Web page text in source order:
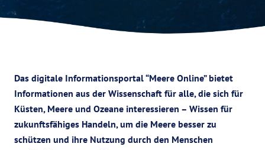
Das digitale Informationsportal “Meere Online” bietet
Informationen aus der Wissenschaft für alle, die sich für
Küsten, Meere und Ozeane interessieren – Wissen für
zukunftsfähiges Handeln, um die Meere besser zu
schützen und ihre Nutzung durch den Menschen